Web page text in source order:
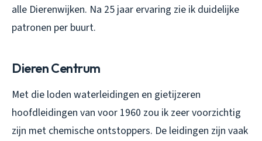
alle Dierenwijken. Na 25 jaar ervaring zie ik duidelijke
patronen per buurt.
Dieren Centrum
Met die loden waterleidingen en gietijzeren
hoofdleidingen van voor 1960 zou ik zeer voorzichtig
zijn met chemische ontstoppers. De leidingen zijn vaak